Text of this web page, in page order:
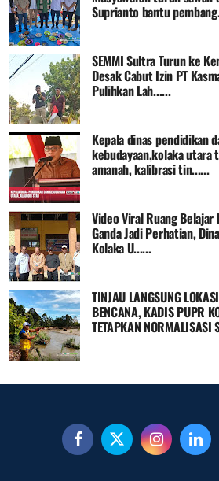
Suprianto bantu
SEMMI Sultra Turun ke
Desak Cabut Izin PT
Pulihkan Lah......
Kepala dinas pendidikan
kebudayaan,kolaka utara
amanah, kalibrasi tin......
Video Viral Ruang Belajar
Ganda Jadi Perhatian,
Kolaka U......
TINJAU LANGSUNG
BENCANA, KADIS PUPR
TETAPKAN NORMALISASI